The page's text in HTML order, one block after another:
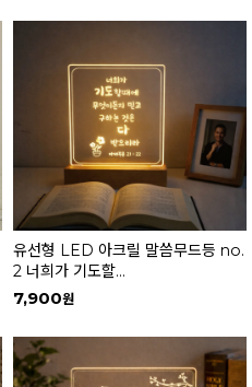
유선형 LED 아크릴 말씀무드등 no.
2 너희가 기도할...
7,900